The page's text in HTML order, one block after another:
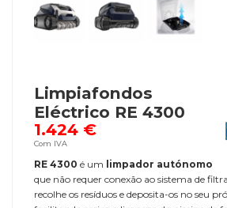
Limpiafondos
Eléctrico RE 4300
1.424 €
Com IVA
RE 4300 é um limpador autónomo
que não requer conexão ao sistema de
recolhe os resíduos e deposita-os no seu